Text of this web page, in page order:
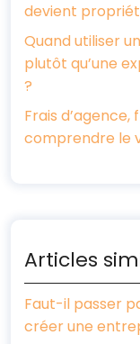
devient
Quand utiliser
plutôt qu’une
?
Frais d’agence,
comprendre le
Articles
Faut-il passer
créer une